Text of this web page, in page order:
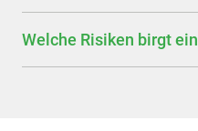
Welche Risiken birgt